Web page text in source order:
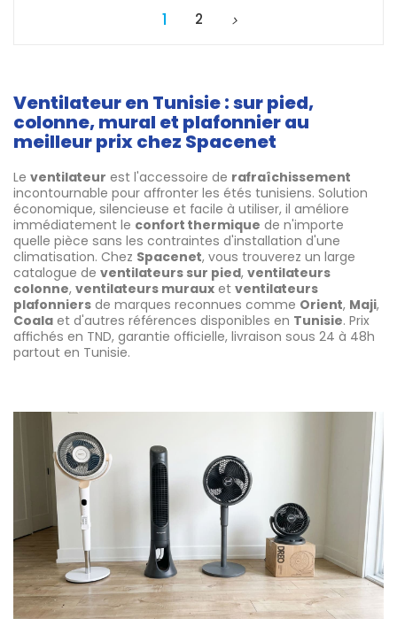
1 2
Ventilateur en Tunisie : sur pied,
colonne, mural et plafonnier au
meilleur prix chez Spacenet
Le ventilateur est l'accessoire de rafraîchissement
incontournable pour affronter les étés tunisiens. Solution
économique, silencieuse et facile à utiliser, il améliore
immédiatement le confort thermique de n'importe
quelle pièce sans les contraintes d'installation d'une
climatisation. Chez Spacenet, vous trouverez un large
catalogue de ventilateurs sur pied, ventilateurs
colonne, ventilateurs muraux et ventilateurs
plafonniers de marques reconnues comme Orient, Maji,
Coala et d'autres références disponibles en Tunisie. Prix
affichés en TND, garantie officielle, livraison sous 24 à 48h
partout en Tunisie.